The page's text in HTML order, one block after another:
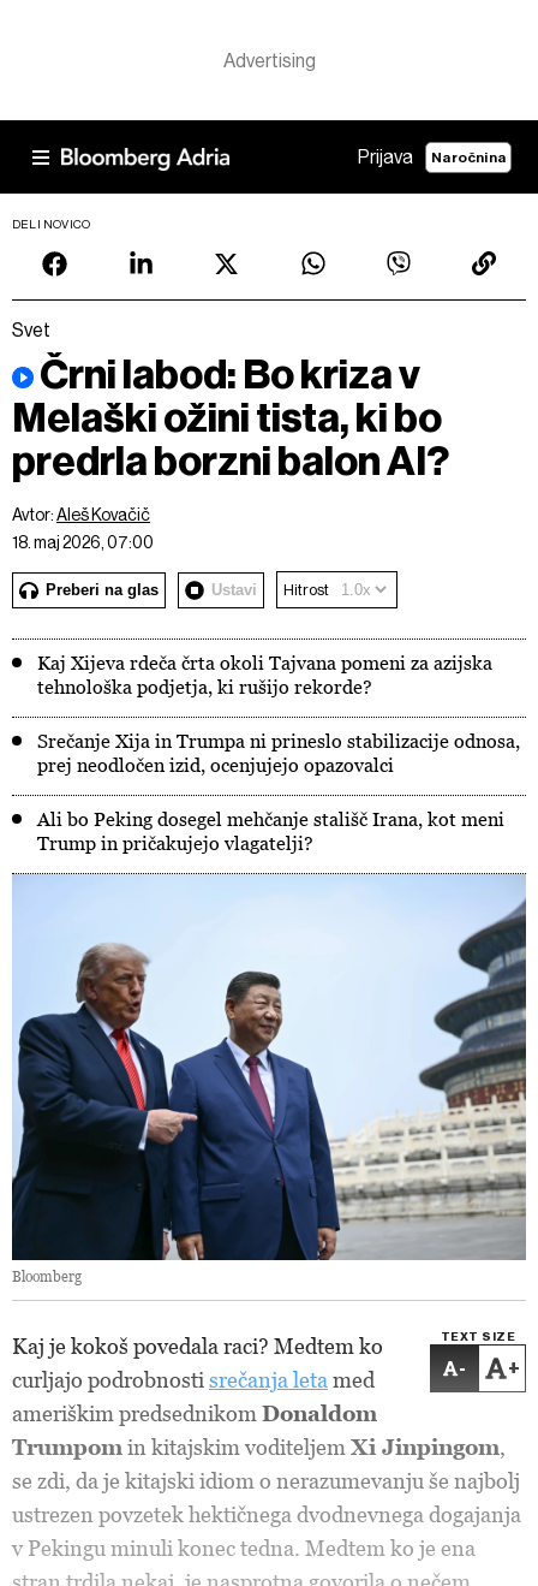
Prijava Naročnina
DELI NOVICO
Svet
Črni labod: Bo kriza v
Melaški ožini tista, ki bo
predrla borzni balon AI?
Avtor:Aleš Kovačič
18. maj 2026, 07:00
Preberi na glas Ustavi Hitrost
Kaj Xijeva rdeča črta okoli Tajvana pomeni za azijska
tehnološka podjetja, ki rušijo rekorde?
Srečanje Xija in Trumpa ni prineslo stabilizacije odnosa,
prej neodločen izid, ocenjujejo opazovalci
Ali bo Peking dosegel mehčanje stališč Irana, kot meni
Trump in pričakujejo vlagatelji?
Bloomberg
TEXT SIZE
- +
Kaj je kokoš povedala raci? Medtem ko
curljajo podrobnosti srečanja leta med
ameriškim predsednikom Donaldom
Trumpom in kitajskim voditeljem Xi Jinpingom,
se zdi, da je kitajski idiom o nerazumevanju še najbolj
ustrezen povzetek hektičnega dvodnevnega dogajanja
v Pekingu minuli konec tedna. Medtem ko je ena